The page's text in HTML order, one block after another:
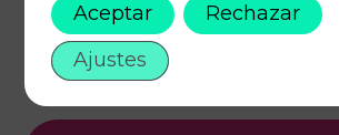
Aceptar
Rechazar
Ajustes